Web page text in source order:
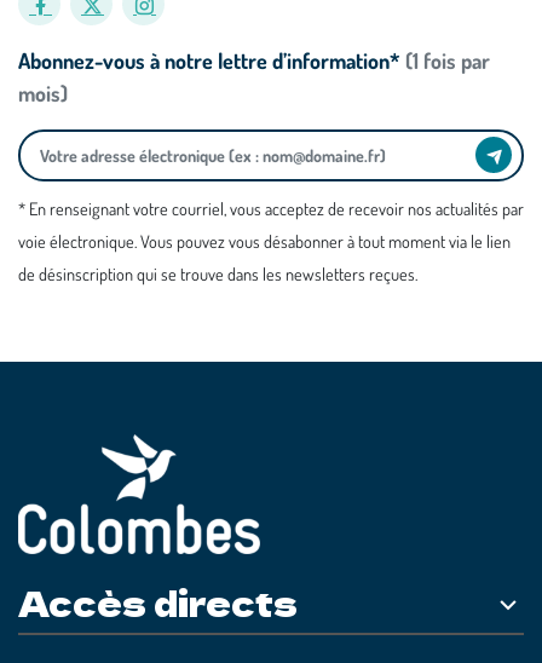
Abonnez-vous à notre lettre d’information* (1 fois par
mois)
* En renseignant votre courriel, vous acceptez de recevoir nos actualités par
voie électronique. Vous pouvez vous désabonner à tout moment via le lien
de désinscription qui se trouve dans les newsletters reçues.
Accès directs